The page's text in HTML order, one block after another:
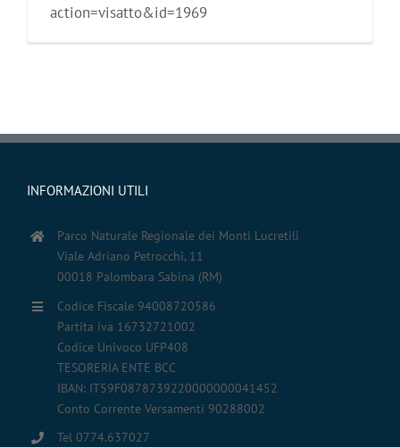
action=visatto&id=1969
INFORMAZIONI UTILI
Parco Naturale Regionale dei Monti Lucretili
Viale Adriano Petrocchi, 11
00018 Palombara Sabina (RM)
Codice Fiscale 94008720586
Partita iva 16732721002
Codice Univoco UFP408
TESORERIA ENTE BCC
IBAN: IT59F0878739220000000041452
Conto Corrente Versamenti 90288002
Tel 0774.637027